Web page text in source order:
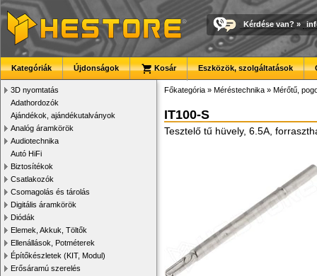
Kérdése van? »
Kategóriák Újdonságok Kosár Eszközök, szolgáltatások
3D nyomtatás
Adathordozók
Ajándékok, ajándékutalványok
Analóg áramkörök
Audiotechnika
Autó HiFi
Biztosítékok
Csatlakozók
Csomagolás és tárolás
Digitális áramkörök
Diódák
Elemek, Akkuk, Töltők
Ellenállások, Potméterek
Építőkészletek (KIT, Modul)
Erősáramú szerelés
Főkategória » Méréstechnika » Mérőtű,
IT100-S
Tesztelő tű hüvely, 6.5A,